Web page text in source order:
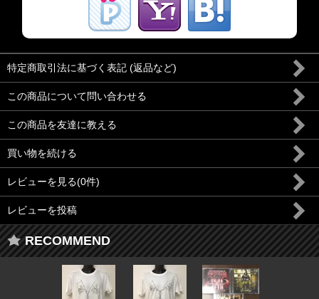
特定商取引法に基づく表記 (返品など)
この商品について問い合わせる
この商品を友達に教える
買い物を続ける
レビューを見る(0件)
レビューを投稿
RECOMMEND